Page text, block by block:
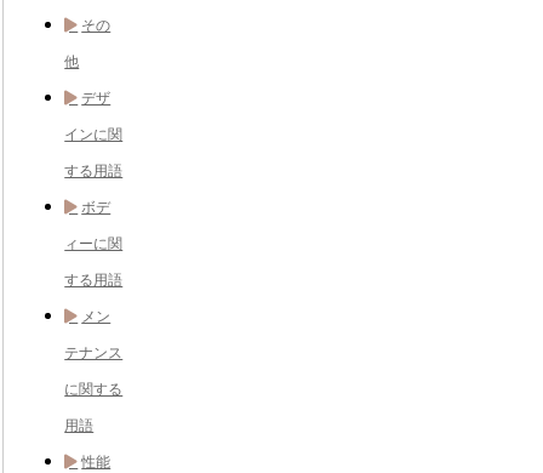
その
他
デザ
インに関
する用語
ボデ
ィーに関
する用語
メン
テナンス
に関する
用語
性能